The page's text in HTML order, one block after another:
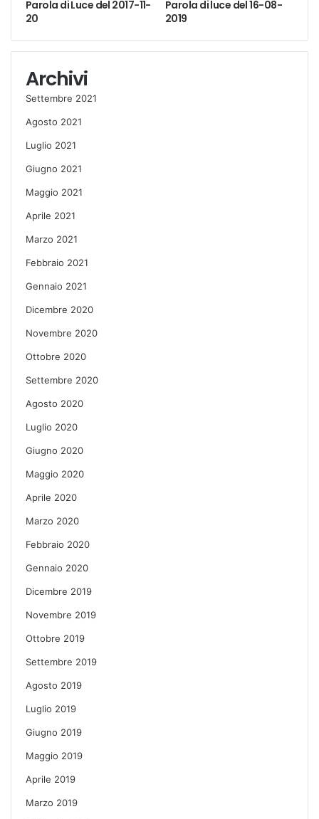
Parola di Luce del 2017-11-
20
Parola di luce del 16-08-
2019
Archivi
Settembre 2021
Agosto 2021
Luglio 2021
Giugno 2021
Maggio 2021
Aprile 2021
Marzo 2021
Febbraio 2021
Gennaio 2021
Dicembre 2020
Novembre 2020
Ottobre 2020
Settembre 2020
Agosto 2020
Luglio 2020
Giugno 2020
Maggio 2020
Aprile 2020
Marzo 2020
Febbraio 2020
Gennaio 2020
Dicembre 2019
Novembre 2019
Ottobre 2019
Settembre 2019
Agosto 2019
Luglio 2019
Giugno 2019
Maggio 2019
Aprile 2019
Marzo 2019